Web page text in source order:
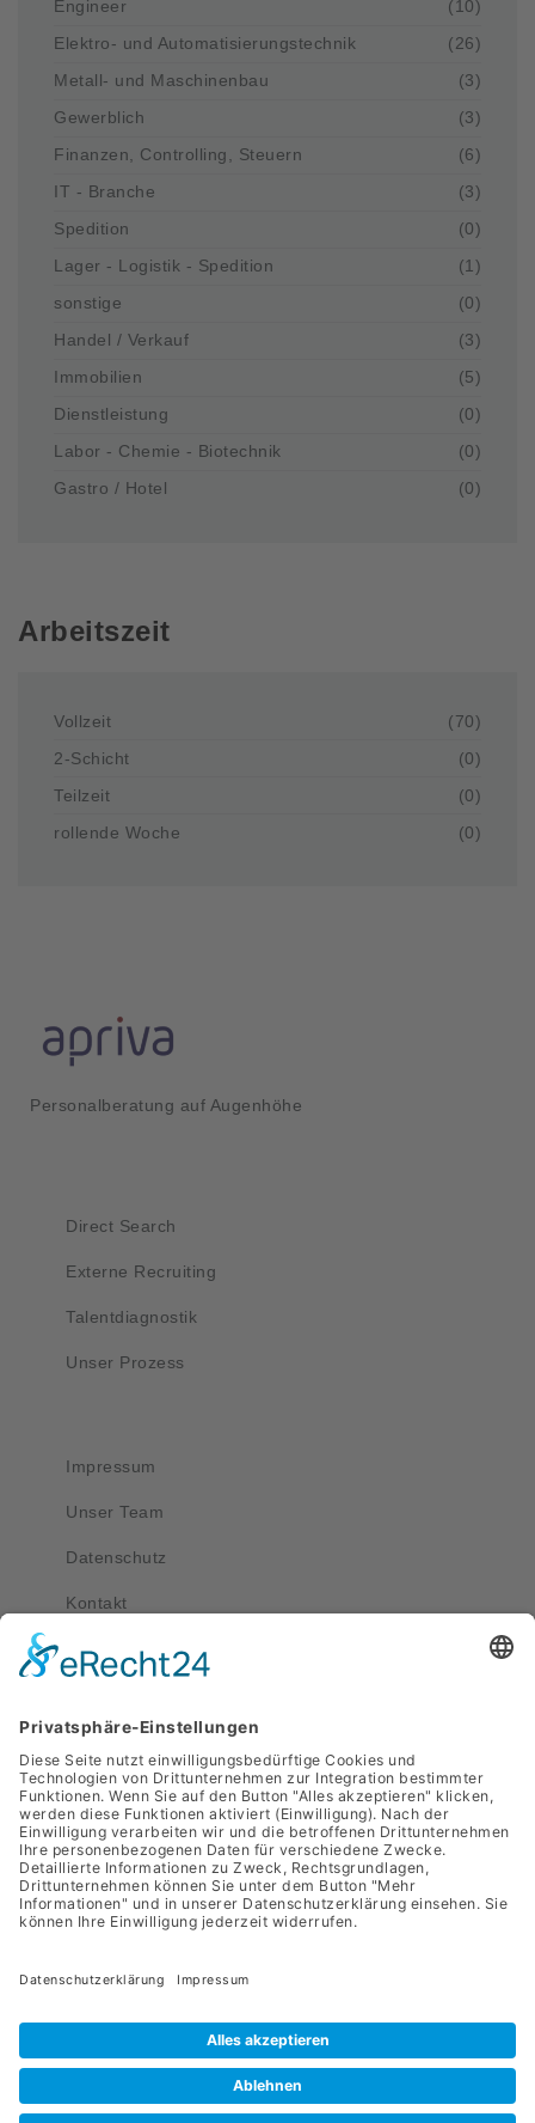
Engineer
(10)
Elektro- und Automatisierungstechnik
(26)
Metall- und Maschinenbau
(3)
Gewerblich
(3)
Finanzen, Controlling, Steuern
(6)
IT - Branche
(3)
Spedition
(0)
Lager - Logistik - Spedition
(1)
sonstige
(0)
Handel / Verkauf
(3)
Immobilien
(5)
Dienstleistung
(0)
Labor - Chemie - Biotechnik
(0)
Gastro / Hotel
(0)
Arbeitszeit
Vollzeit
(70)
2-Schicht
(0)
Teilzeit
(0)
rollende Woche
(0)
Personalberatung auf Augenhöhe
Direct Search
Externe Recruiting
Talentdiagnostik
Unser Prozess
Impressum
Unser Team
Datenschutz
Kontakt
Kontakt
0351 4189 3330
Adresse
Werdauer Str. 1-3
01069 Dresden
Apriva 2026